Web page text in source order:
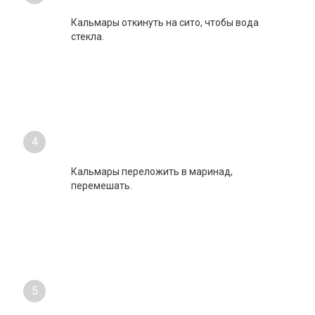
4
Кальмары откинуть на сито, чтобы вода
стекла.
5
Кальмары переложить в маринад,
перемешать.